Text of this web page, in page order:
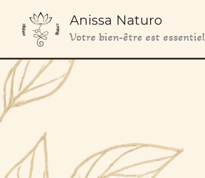
contenu
Anissa Naturo
Votre bien-être est essentiel